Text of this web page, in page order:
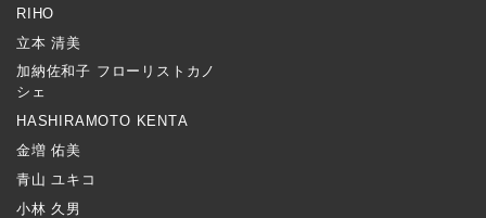
RIHO
立本 清美
加納佐和子 フローリストカノ
シェ
HASHIRAMOTO KENTA
金増 佑美
青山 ユキコ
小林 久男